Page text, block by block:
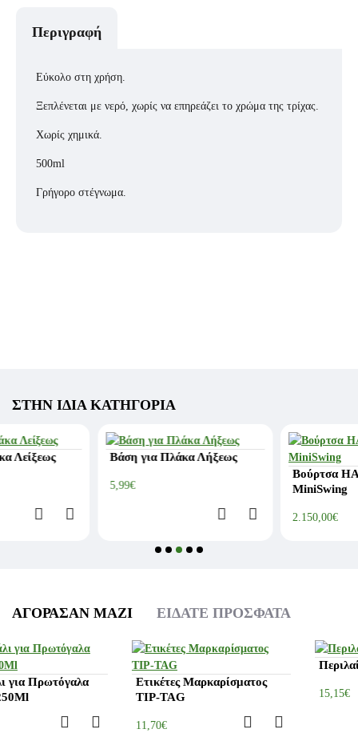
Περιγραφή
Εύκολο στη χρήση.
Ξεπλένεται με νερό, χωρίς να επηρεάζει το χρώμα της τρίχας.
Χωρίς χημικά.
500ml
Γρήγορο στέγνωμα.
ΣΤΗΝ ΊΔΙΑ ΚΑΤΗΓΟΡΊΑ
Βάση για Πλάκα Λήξεως
Βούρτσα HAPPYCOW
2.150,00€
ΑΓΌΡΑΣΑΝ ΜΑΖΊ ΕΊΔΑΤΕ ΠΡΌΣΦΑΤΑ
για Πρωτόγαλα
250Ml
Ετικέτες Μαρκαρίσματος
TIP-TAG